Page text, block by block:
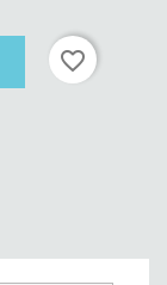
favorite_border